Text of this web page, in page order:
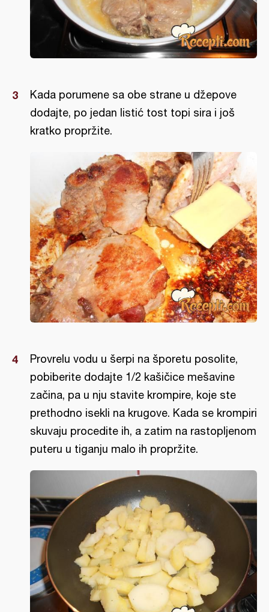
Kada porumene sa obe strane u džepove
dodajte, po jedan listić tost topi sira i još
kratko propržite.
Provrelu vodu u šerpi na šporetu posolite,
pobiberite dodajte 1/2 kašičice mešavine
začina, pa u nju stavite krompire, koje ste
prethodno isekli na krugove. Kada se krompiri
skuvaju procedite ih, a zatim na rastopljenom
puteru u tiganju malo ih propržite.